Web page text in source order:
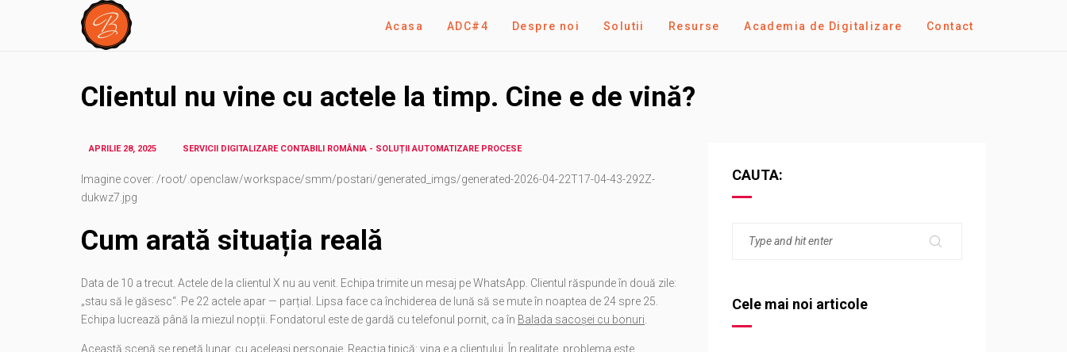
Acasa ADC#4 Despre noi Solutii Resurse Academia de Digitalizare Contact
Clientul nu vine cu actele la timp. Cine e de vină?
APRILIE 28, 2025 SERVICII DIGITALIZARE CONTABILI ROMÂNIA - SOLUȚII AUTOMATIZARE PROCESE
Imagine cover: /root/.openclaw/workspace/smm/postari/generated_imgs/generated-2026-04-22T17-04-43-292Z-
dukwz7.jpg
Cum arată situația reală
Data de 10 a trecut. Actele de la clientul X nu au venit. Echipa trimite un mesaj pe WhatsApp. Clientul răspunde în două zile:
„stau să le găsesc“. Pe 22 actele apar — parțial. Lipsa face ca închiderea de lună să se mute în noaptea de 24 spre 25.
Echipa lucrează până la miezul nopții. Fondatorul este de gardă cu telefonul pornit, ca în Balada sacoșei cu bonuri
Această scenă se repetă lunar, cu aceleași personaje. Reacția tipică: vina e a clientului. În realitate, problema este
CAUTA:
Cele mai noi articole